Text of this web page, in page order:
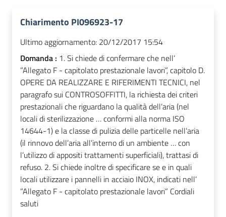
Chiarimento PI096923-17
Ultimo aggiornamento: 20/12/2017 15:54
Domanda : 1. Si chiede di confermare che nell’
”Allegato F - capitolato prestazionale lavori”, capitolo D.
OPERE DA REALIZZARE E RIFERIMENTI TECNICI, nel
paragrafo sui CONTROSOFFITTI, la richiesta dei criteri
prestazionali che riguardano la qualità dell’aria (nel
locali di sterilizzazione … conformi alla norma ISO
14644-1) e la classe di pulizia delle particelle nell’aria
(il rinnovo dell’aria all’interno di un ambiente … con
l’utilizzo di appositi trattamenti superficiali), trattasi di
refuso. 2. Si chiede inoltre di specificare se e in quali
locali utilizzare i pannelli in acciaio INOX, indicati nell’
”Allegato F - capitolato prestazionale lavori” Cordiali
saluti